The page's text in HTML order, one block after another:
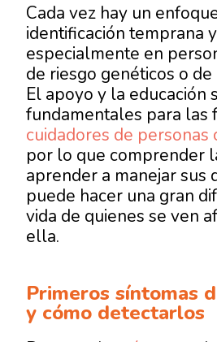
Cada vez hay un
identificación temprana
especialmente en
de riesgo genéticos o
El apoyo y la educación
fundamentales para las
cuidadores de personas
por lo que comprender
aprender a manejar sus
puede hacer una gran
vida de quienes se ven
ella.
Primeros síntomas
y cómo detectarlos